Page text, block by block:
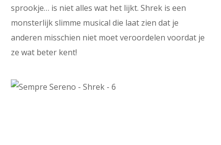
sprookje… is niet alles wat het lijkt. Shrek is een
monsterlijk slimme musical die laat zien dat je
anderen misschien niet moet veroordelen voordat je
ze wat beter kent!